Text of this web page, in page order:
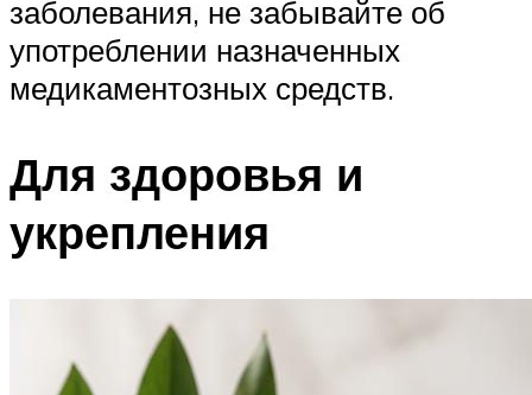
заболевания, не забывайте об
употреблении назначенных
медикаментозных средств.
Для здоровья и
укрепления